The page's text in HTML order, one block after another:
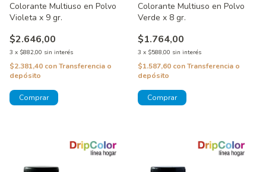
Colorante Multiuso en Polvo
Violeta x 9 gr.
$2.646,00
3 x $882,00 sin interés
$2.381,40 conTransferencia o
depósito
Colorante Multiuso en Polvo
Verde x 8 gr.
$1.764,00
3 x $588,00 sin interés
$1.587,60 conTransferencia o
depósito